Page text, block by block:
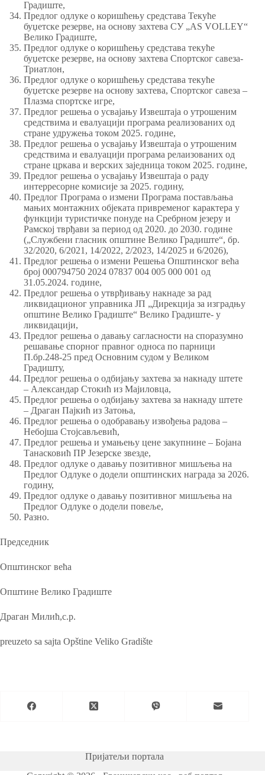
Градиште,
Предлог одлуке о коришћењу средстава Текуће
буџетске резерве, на основу захтева СУ „AS VOLLEY“
Велико Градиште,
Предлог oдлуке о коришћењу средстава текуће
буџетске резерве, на основу захтева Спортског савеза-
Триатлон,
Предлог одлуке о коришћењу средстава текуће
буџетске резерве на основу захтева, Спортског савеза –
Плазма спортске игре,
Предлог решења о усвајању Извештаја о утрошеним
средствима и евалуацији програма реализованих од
стране удружења током 2025. године,
Предлог решења о усвајању Извештаја о утрошеним
средствима и евалуацији програма релаизованих од
стране цркава и верских заједница током 2025. године,
Предлог решења о усвајању Извештаја о раду
интерресорне комисије за 2025. годину,
Предлог Програма о измени Програма постављања
мањих монтажних објеката привременог карактера у
функцији туристичке понуде на Сребрном језеру и
Рамској тврђави за период од 2020. до 2030. године
(„Службени гласник општине Велико Градиште“, бр.
32/2020, 6/2021, 14/2022, 2/2023, 14/2025 и 6/2026),
Предлог решења о измени Решења Општинског већа
број 000794750 2024 07837 004 005 000 001 од
31.05.2024. године,
Предлог решења о утврђивању накнаде за рад
ликвидационог управника ЈП „Дирекција за изградњу
општине Велико Градиште“ Велико Градиште- у
ликвидацији,
Предлог решења о давању сагласности на споразумно
решавање спорног правног односа по парници
П.бр.248-25 пред Основним судом у Великом
Градишту,
Предлог решења о одбијању захтева за накнаду штете
– Александар Стокић из Мајиловца,
Предлог решења о одбијању захтева за накнаду штете
– Драган Пајкић из Затоња,
Предлог решења о одобравању извођења радова –
Небојша Стојсављевић,
Предлог решења и умањењу цене закупнине – Бојана
Танасковић ПР Језерске звезде,
Предлог одлуке о давању позитивног мишљења на
Предлог Одлуке о додели општинских награда за 2026.
годину,
Предлог одлуке о давању позитивног мишљења на
Предлог Одлуке о додели повеље,
Разно.
Председник
Општинског већа
Општине Велико Градиште
Драган Милић,с.р.
preuzeto sa sajta Opštine Veliko Gradište
Пријатељи портала